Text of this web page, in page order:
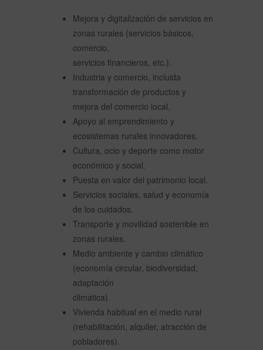
Mejora y digitalización de servicios en
zonas rurales (servicios básicos,
comercio,
servicios financieros, etc.).
Industria y comercio, incluida
transformación de productos y
mejora del comercio local.
Apoyo al emprendimiento y
ecosistemas rurales innovadores.
Cultura, ocio y deporte como motor
económico y social.
Puesta en valor del patrimonio local.
Servicios sociales, salud y economía
de los cuidados.
Transporte y movilidad sostenible en
zonas rurales.
Medio ambiente y cambio climático
(economía circular, biodiversidad,
adaptación
climática).
Vivienda habitual en el medio rural
(rehabilitación, alquiler, atracción de
pobladores).